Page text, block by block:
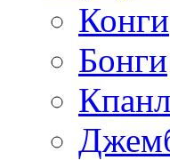
Конги
Бонги